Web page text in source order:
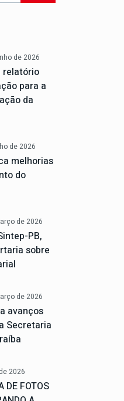
de 2026
relatório
para a
da
de 2026
melhorias
do
de 2026
PB,
sobre
de 2026
avanços
Secretaria
2026
DE FOTOS